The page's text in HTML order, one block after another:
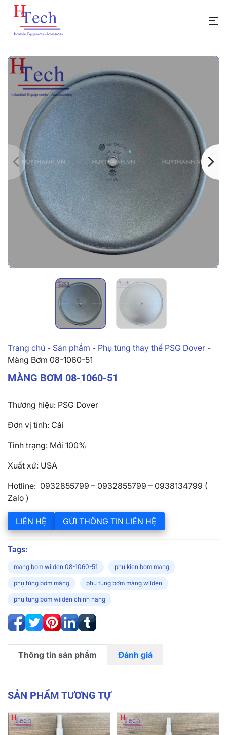
Trang chủ - Sản phẩm - Phụ tùng thay thế PSG Dover -
Màng Bơm 08-1060-51
MÀNG BƠM 08-1060-51
Thương hiệu: PSG Dover
Đơn vị tính: Cái
Tình trạng: Mới 100%
Xuất xứ: USA
Hotline: 0932855799 – 0932855799 – 0938134799 (
Zalo )
LIÊN HỆ GỬI THÔNG TIN LIÊN HỆ
Tags:
mang bom wilden 08-1060-51 phu kien bom mang
phụ tùng bơm màng phụ tùng bơm màng wilden
phu tung bom wilden chinh hang
Thông tin sản phẩm Đánh giá
SẢN PHẨM TƯƠNG TỰ